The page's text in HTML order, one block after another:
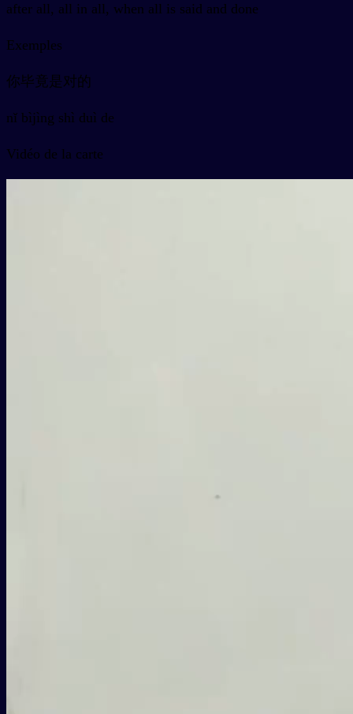
after all, all in all, when all is said and done
Exemples
你毕竟是对的
nǐ bìjìng shì duì de
Vidéo de la carte